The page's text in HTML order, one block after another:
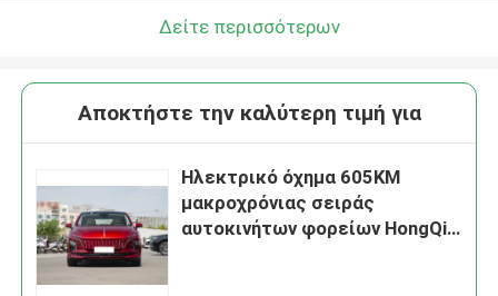
Δείτε περισσότερων
Αποκτήστε την καλύτερη τιμή για
Ηλεκτρικό όχημα 605KM
μακροχρόνιας σειράς
αυτοκινήτων φορείων HongQi